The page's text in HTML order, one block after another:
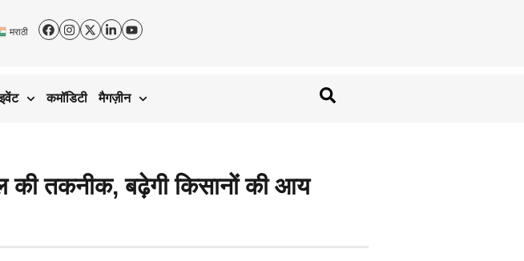
मराठी
कमॉडिटी मैगज़ीन
की तकनीक, बढ़ेगी किसानों की आय